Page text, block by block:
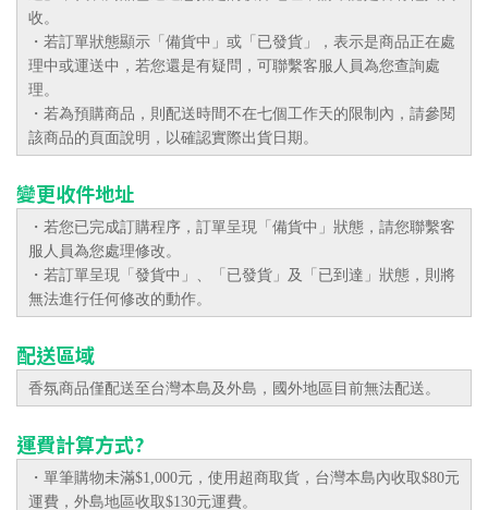
收。
・ 若訂單狀態顯示「備貨中」或 「已發貨」
，表示是商品正在處
理中或運送中，若您還是有疑問，可聯繫客服人員為您查詢處
理。
・ 若為預購商品，則配送時間不在七個工作天的限制內，請參閱
該商品的頁面說明，以確認實際出貨日期。
變更收件地址
・ 若您已完成訂購程序， 訂單呈現 「備貨中」 狀態， 請您聯繫客
服人員為您處理修改。
・ 若訂單呈現 「發貨中」、 「已發貨」及 「已到達」 狀態，則將
無法進行任何修改的動作。
配送區域
香氛商品僅配送至 台灣本島及外島，國外地區目前無法配送。
運費計算方式?
・單筆購物未滿$1,000元，使用 超商取貨，台灣本島內收取$80元
運費，外島地區收取$130元運費。